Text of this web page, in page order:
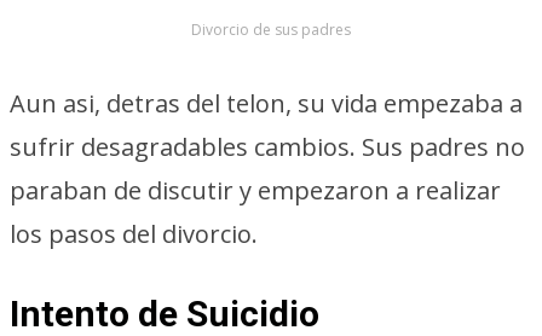
Divorcio de sus padres
Aun asi, detras del telon, su vida empezaba a
sufrir desagradables cambios. Sus padres no
paraban de discutir y empezaron a realizar
los pasos del divorcio.
Intento de Suicidio